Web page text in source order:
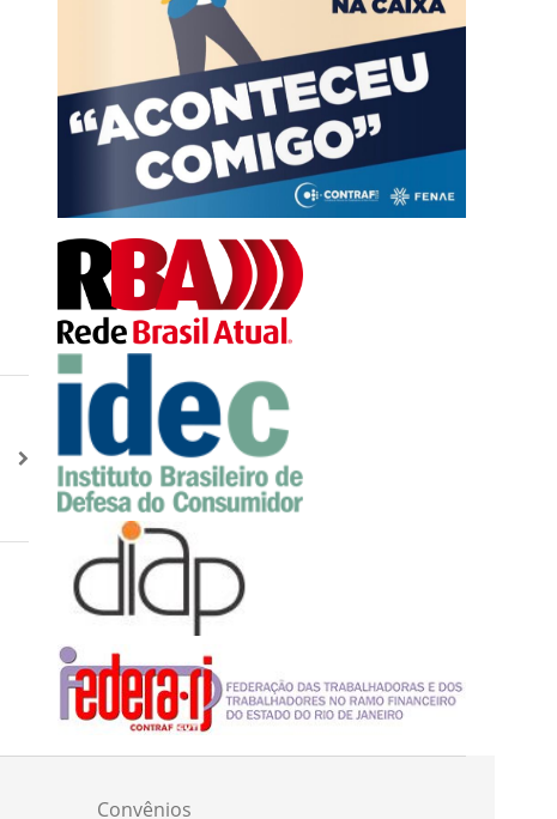
Convênios